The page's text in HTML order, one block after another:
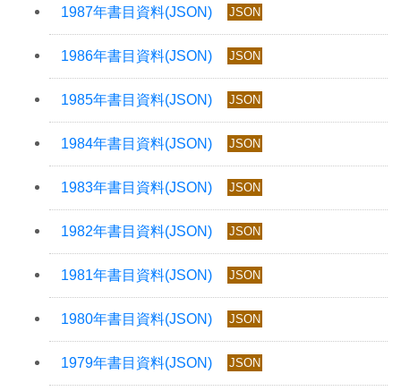
JSON
JSON
JSON
JSON
JSON
JSON
JSON
JSON
JSON